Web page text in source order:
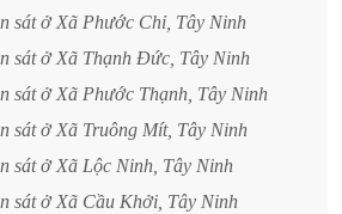
sát ở Xã Phước Chỉ, Tây Ninh
sát ở Xã Thạnh Đức, Tây Ninh
sát ở Xã Phước Thạnh, Tây Ninh
sát ở Xã Truông Mít, Tây Ninh
sát ở Xã Lộc Ninh, Tây Ninh
sát ở Xã Cầu Khởi, Tây Ninh